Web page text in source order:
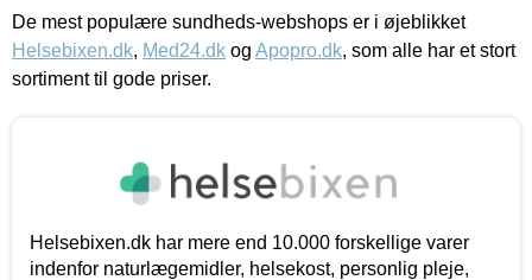
De mest populære sundheds-webshops er i øjeblikket
Helsebixen.dk, Med24.dk og Apopro.dk, som alle har et stort
sortiment til gode priser.
Helsebixen.dk har mere end 10.000 forskellige varer
indenfor naturlægemidler, helsekost, personlig pleje,